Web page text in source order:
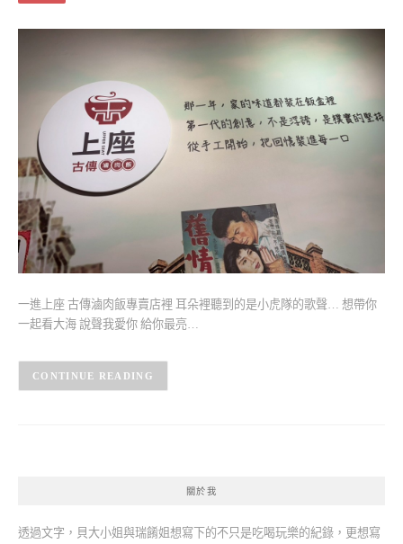
一進上座 古傳滷肉飯專賣店裡 耳朵裡聽到的是小虎隊的歌聲… 想帶你
一起看大海 說聲我愛你 給你最亮…
CONTINUE READING
關於我
透過文字，貝大小姐與瑞餚姐想寫下的不只是吃喝玩樂的紀錄，更想寫